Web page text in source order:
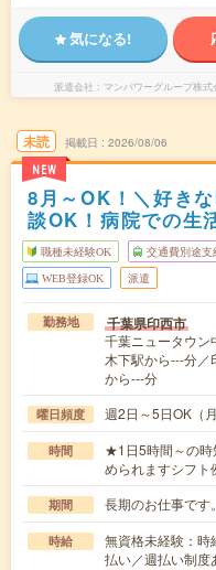
気になる!
派遣会社 マンパワーグループ株
未読
NEW
掲載日 2026/08/06
8月～OK！＼好き
談OK！病院での生
職種未経験OK 交通費別途支
WEB登録OK 派遣
勤務地 千葉県印西市
千葉ニュータウン
木下駅から---分
から---分
曜日頻度 週2日～5日OK
時間
★1日5時間～の時
められますシフ
期間 長期のお仕事で
時給
無資格未経験：
払い／週払い制度